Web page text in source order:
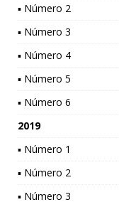
▪ Número 2
▪ Número 3
▪ Número 4
▪ Número 5
▪ Número 6
2019
▪ Número 1
▪ Número 2
▪ Número 3